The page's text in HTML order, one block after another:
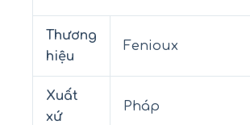
Thương
hiệu
Fenioux
Xuất
xứ
Pháp